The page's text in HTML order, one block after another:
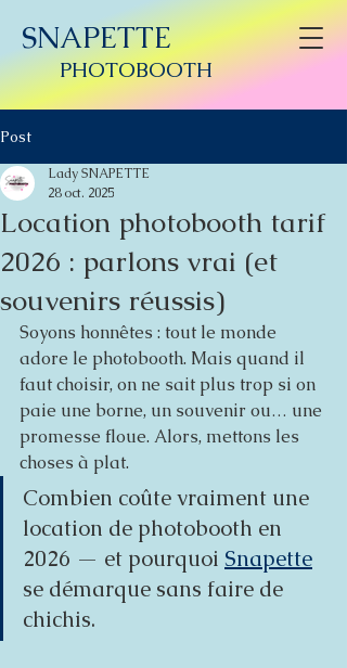
SNAPETTE
PHOTOBOOTH
Post
Location photobooth tarif
2026 : parlons vrai (et
souvenirs réussis)
Lady SNAPETTE
28 oct. 2025
Soyons honnêtes : tout le monde
adore le photobooth. Mais quand il
faut choisir, on ne sait plus trop si on
paie une borne, un souvenir ou… une
promesse floue. Alors, mettons les
choses à plat.
Combien coûte vraiment une
location de photobooth en
2026 — et pourquoi Snapette
se démarque sans faire de
chichis.